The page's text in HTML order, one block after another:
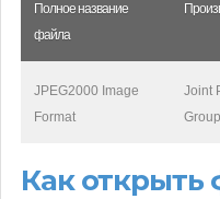
Полное название
файла
JPEG2000 Image
Format
Joint
Group
Как открыть